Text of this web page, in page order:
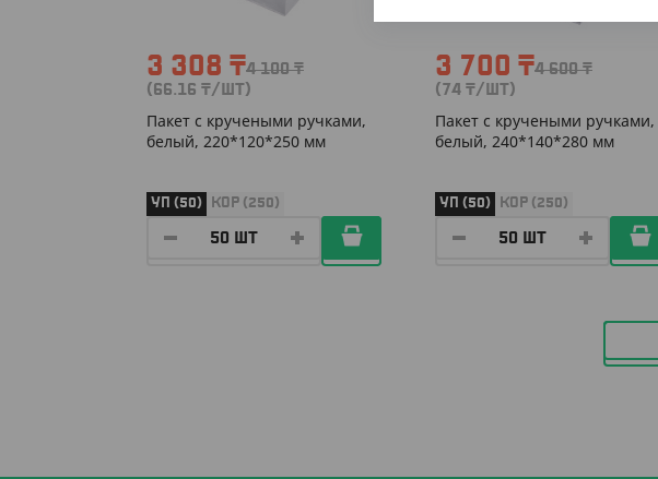
3 308 ₸4 100₸
(66.16 ₸/ШТ)
Пакет с кручеными ручками,
белый, 220*120*250 мм
УП (50) КОР (250)
3 700 ₸4 600₸
(74 ₸/ШТ)
Пакет с кручеными ручками,
белый, 240*140*280 мм
УП (50) КОР (250)